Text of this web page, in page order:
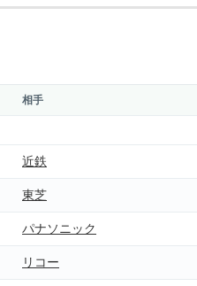
相手
近鉄
東芝
パナソニック
リコー